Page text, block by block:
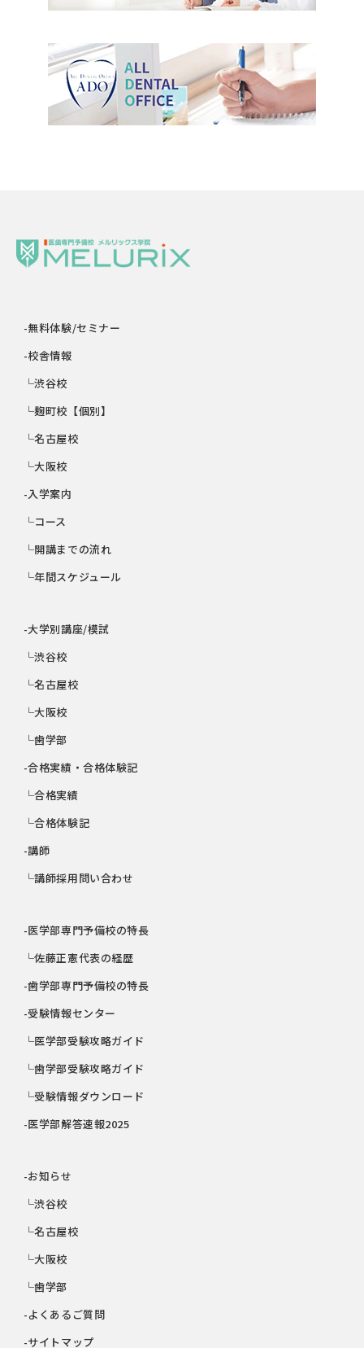
-無料体験/セミナー
-校舎情報
└渋谷校
└麹町校【個別】
└名古屋校
└大阪校
-入学案内
└コース
└開講までの流れ
└年間スケジュール
-大学別講座/模試
└渋谷校
└名古屋校
└大阪校
└歯学部
-合格実績・合格体験記
└合格実績
└合格体験記
-講師
└講師採用問い合わせ
-医学部専門予備校の特長
└佐藤正憲代表の経歴
-歯学部専門予備校の特長
-受験情報センター
└医学部受験攻略ガイド
└歯学部受験攻略ガイド
└受験情報ダウンロード
-医学部解答速報2025
-お知らせ
└渋谷校
└名古屋校
└大阪校
└歯学部
-よくあるご質問
-サイトマップ